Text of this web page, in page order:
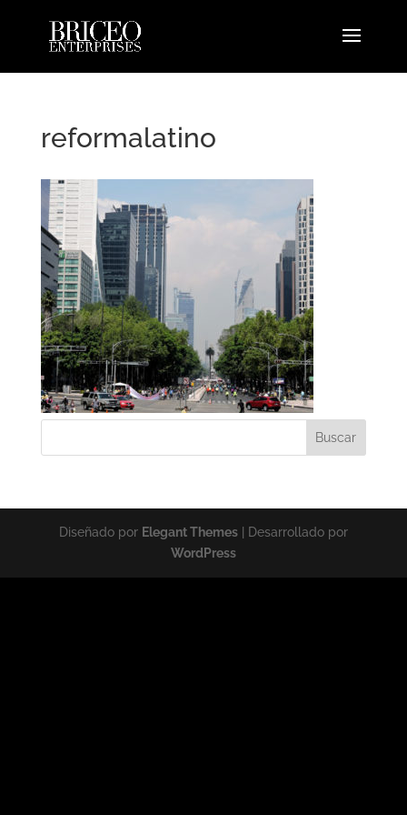
reformalatino
Diseñado por Elegant Themes| Desarrollado por
WordPress